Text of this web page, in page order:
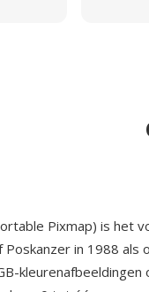
Pixmap) is het
Poskanzer in 1988